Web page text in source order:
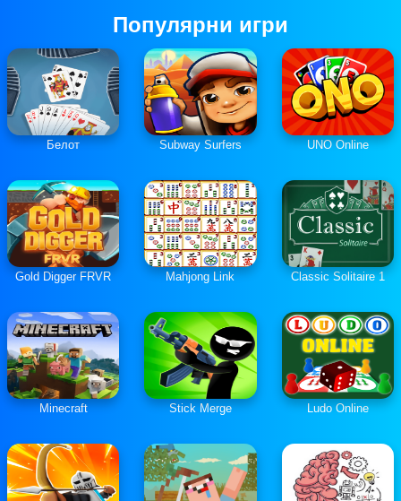
Популярни игри
Белот Subway Surfers UNO Online
Gold Digger FRVR Mahjong Link Classic Solitaire 1
Minecraft Stick Merge Ludo Online